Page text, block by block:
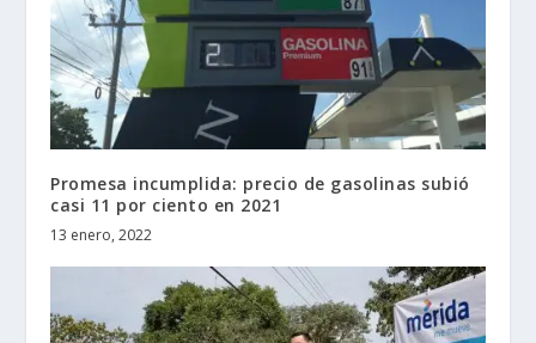
Promesa incumplida: precio de gasolinas subió
casi 11 por ciento en 2021
13 enero, 2022